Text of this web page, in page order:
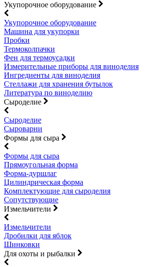
Укупорочное оборудование
Укупорочное оборудование
Машина для укупорки
Пробки
Термоколпачки
Фен для термоусадки
Измерительные приборы для виноделия
Ингредиенты для виноделия
Стеллажи для хранения бутылок
Литература по виноделию
Сыроделие
Сыроделие
Сыроварни
Формы для сыра
Формы для сыра
Прямоугольная форма
Форма-дуршлаг
Цилиндрическая форма
Комплектующие для сыроделия
Сопутствующие
Измельчители
Измельчители
Дробилки для яблок
Шинковки
Для охоты и рыбалки